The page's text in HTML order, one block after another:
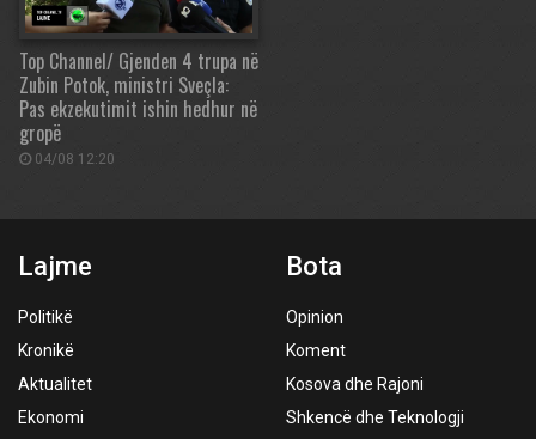
Top Channel/ Gjenden 4 trupa në
Zubin Potok, ministri Sveçla:
Pas ekzekutimit ishin hedhur në
gropë
04/08 12:20
Lajme
Politikë
Kronikë
Aktualitet
Ekonomi
Bota
Opinion
Koment
Kosova dhe Rajoni
Shkencë dhe Teknologji